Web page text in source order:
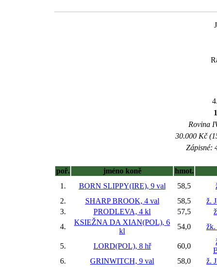
Rovina
30.000 Kč
Zápisné:
poř. jméno koně
hmot.
1.
BORN SLIPPY(IRE), 9 val 58,5
2.
SHARP BROOK, 4 val 58,5
ž.
3.
PRODLEVA, 4 kl 57,5
4.
KSIEŽNA DA XIAN(POL), 6
kl
54,0 žk.
5. LORD(POL), 8 hř 60,0
6.
GRINWITCH, 9 val 58,0
ž.